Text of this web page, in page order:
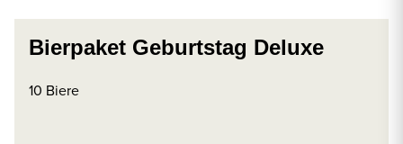
Bierpaket Geburtstag Deluxe
10 Biere